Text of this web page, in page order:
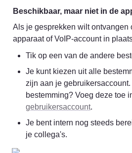
Beschikbaar, maar niet in de
Als je gesprekken wilt ontvangen
apparaat of VoIP-account in
Tik op een van de andere
Je kunt kiezen uit alle
zijn aan je gebruikersaccount.
gebruikersaccount.
Je bent intern nog steeds
je collega's.